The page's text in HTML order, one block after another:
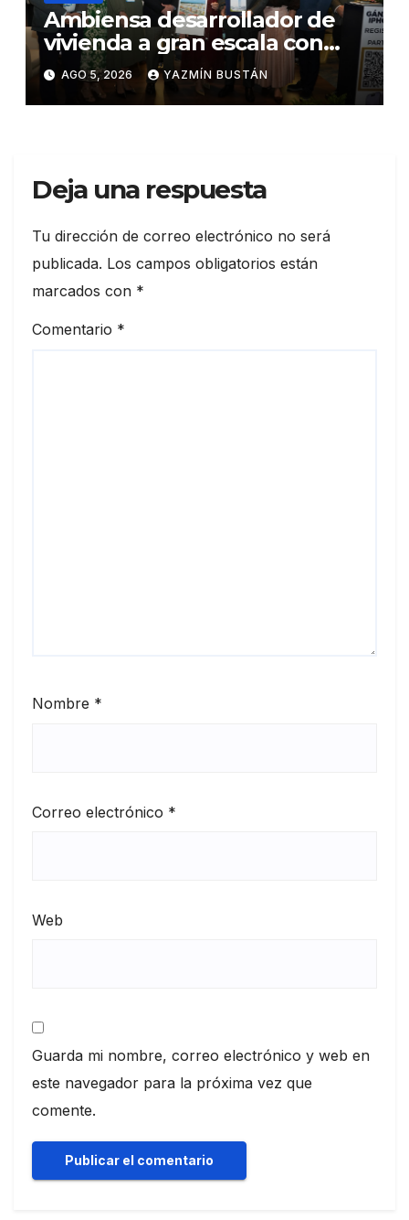
Ambiensa desarrollador de
vivienda a gran escala con
estándares internacionales
de sostenibilidad
AGO 5, 2026 YAZMÍN BUSTÁN
Deja una respuesta
Tu dirección de correo electrónico no será
publicada. Los campos obligatorios están
marcados con *
Comentario *
Nombre *
Correo electrónico *
Web
Guarda mi nombre, correo electrónico y web en
este navegador para la próxima vez que
comente.